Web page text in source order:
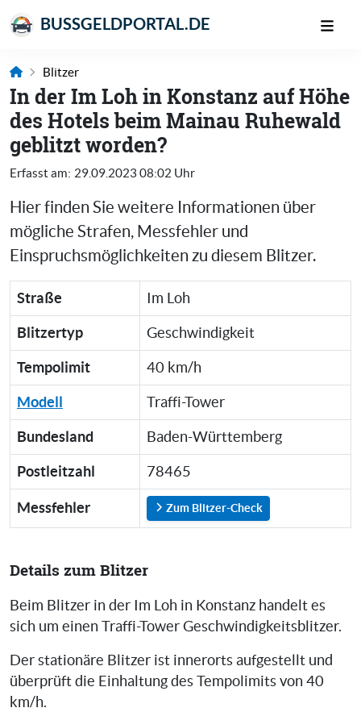
BUSSGELDPORTAL.DE
Blitzer
In der Im Loh in Konstanz auf Höhe
des Hotels beim Mainau Ruhewald
geblitzt worden?
Erfasst am: 29.09.2023 08:02 Uhr
Hier finden Sie weitere Informationen über
mögliche Strafen, Messfehler und
Einspruchsmöglichkeiten zu diesem Blitzer.
Straße Im Loh
Blitzertyp Geschwindigkeit
Tempolimit 40 km/h
Modell Traffi-Tower
Bundesland Baden-Württemberg
Postleitzahl 78465
Messfehler Zum Blitzer-Check
Details zum Blitzer
Beim Blitzer in der Im Loh in Konstanz handelt es
sich um einen Traffi-Tower Geschwindigkeitsblitzer.
Der stationäre Blitzer ist innerorts aufgestellt und
überprüft die Einhaltung des Tempolimits von 40
km/h.